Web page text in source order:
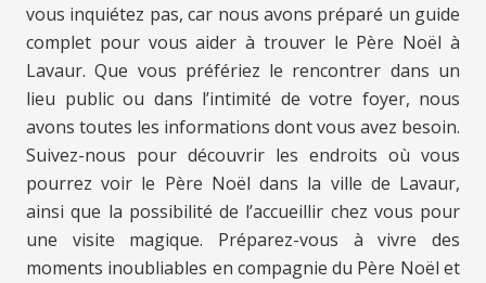
vous inquiétez pas, car nous avons préparé un guide
complet pour vous aider à trouver le Père Noël à
Lavaur. Que vous préfériez le rencontrer dans un
lieu public ou dans l’intimité de votre foyer, nous
avons toutes les informations dont vous avez besoin.
Suivez-nous pour découvrir les endroits où vous
pourrez voir le Père Noël dans la ville de Lavaur,
ainsi que la possibilité de l’accueillir chez vous pour
une visite magique. Préparez-vous à vivre des
moments inoubliables en compagnie du Père Noël et